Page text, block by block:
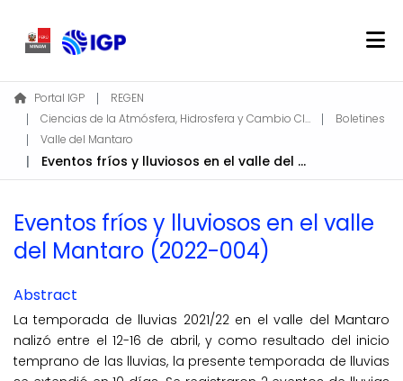
Home
About REGEN
Communities & Collections
Find
EN
Portal IGP
REGEN
Ciencias de la Atmósfera, Hidrosfera y Cambio Climático
Boletines
Valle del Mantaro
Eventos fríos y lluviosos en el valle del Mantaro (2022-004)
Eventos fríos y lluviosos en el valle
del Mantaro (2022-004)
Abstract
La temporada de lluvias 2021/22 en el valle del Mantaro
nalizó entre el 12-16 de abril, y como resultado del inicio
temprano de las lluvias, la presente temporada de lluvias